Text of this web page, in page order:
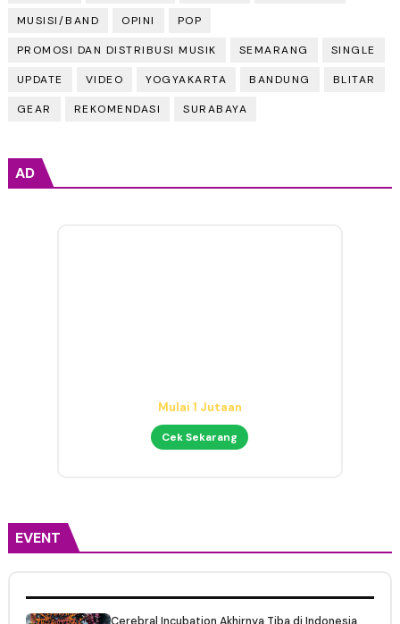
MUSISI/BAND OPINI POP
PROMOSI DAN DISTRIBUSI MUSIK SEMARANG SINGLE
UPDATE VIDEO YOGYAKARTA BANDUNG BLITAR
GEAR REKOMENDASI SURABAYA
AD
Cocok untuk Cover & Podcast
Cek Sekarang
EVENT